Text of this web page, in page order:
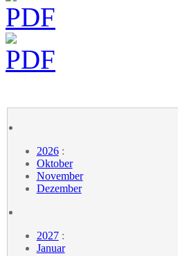
2026:
Oktober
November
Dezember
2027:
Januar